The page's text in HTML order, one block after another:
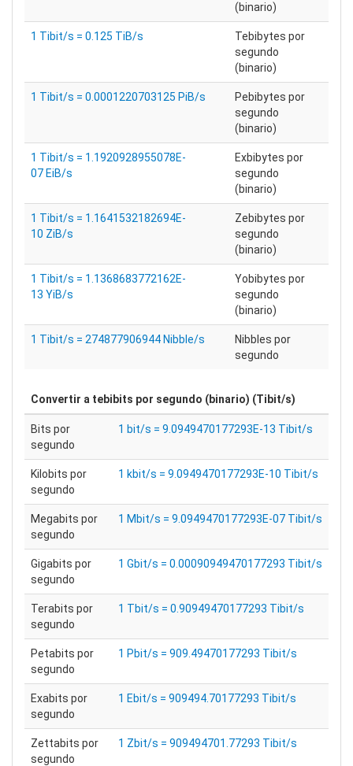
(binario)
1 Tibit/s = 0.125 TiB/s
Tebibytes por
segundo
(binario)
1 Tibit/s = 0.0001220703125 PiB/s
Pebibytes por
segundo
(binario)
1 Tibit/s = 1.1920928955078E-
07 EiB/s
Exbibytes por
segundo
(binario)
1 Tibit/s = 1.1641532182694E-
10 ZiB/s
Zebibytes por
segundo
(binario)
1 Tibit/s = 1.1368683772162E-
13 YiB/s
Yobibytes por
segundo
(binario)
1 Tibit/s = 274877906944 Nibble/s
Nibbles por
segundo
Convertir a tebibits por segundo (binario) (Tibit/s)
Bits por
segundo
1 bit/s = 9.0949470177293E-13 Tibit/s
Kilobits por
segundo
1 kbit/s = 9.0949470177293E-10 Tibit/s
Megabits por
segundo
1 Mbit/s = 9.0949470177293E-07 Tibit/s
Gigabits por
segundo
1 Gbit/s = 0.00090949470177293 Tibit/s
Terabits por
segundo
1 Tbit/s = 0.90949470177293 Tibit/s
Petabits por
segundo
1 Pbit/s = 909.49470177293 Tibit/s
Exabits por
segundo
1 Ebit/s = 909494.70177293 Tibit/s
Zettabits por
segundo
1 Zbit/s = 909494701.77293 Tibit/s